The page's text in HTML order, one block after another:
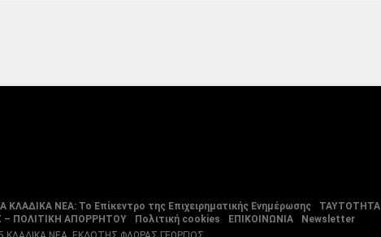
ΝΕΑ: Το Επίκεντρο της Επιχειρηματικής Ενημέρωσης
ΤΑΥΤΟΤΗΤΑ
– ΠΟΛΙΤΙΚΗ ΑΠΟΡΡΗΤΟΥ
Πολιτική cookies ΕΠΙΚΟΙΝΩΝΙΑ
Newsletter